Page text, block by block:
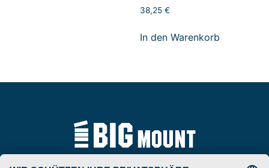
38,25 €
In den Warenkorb